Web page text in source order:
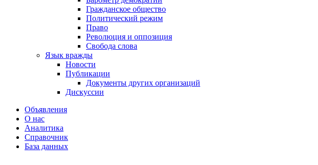
Гражданское общество
Политический режим
Право
Революция и оппозиция
Свобода слова
Язык вражды
Новости
Публикации
Документы других организаций
Дискуссии
Объявления
О нас
Аналитика
Справочник
База данных